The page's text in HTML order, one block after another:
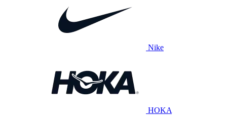
Nike
HOKA